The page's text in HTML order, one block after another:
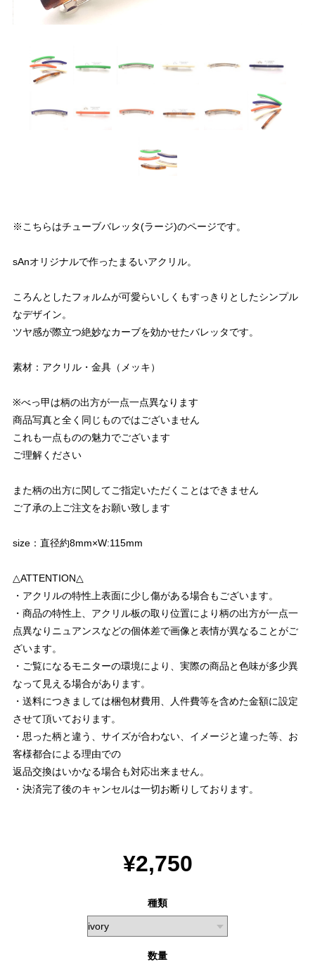
※こちらはチューブバレッタ(ラージ)のページです。
sAnオリジナルで作ったまるいアクリル。
ころんとしたフォルムが可愛らいしくもすっきりとしたシンプル
なデザイン。
ツヤ感が際立つ絶妙なカーブを効かせたバレッタです。
素材：アクリル・金具（メッキ）
※べっ甲は柄の出方が一点一点異なります
商品写真と全く同じものではございません
これも一点ものの魅力でございます
ご理解ください
また柄の出方に関してご指定いただくことはできません
ご了承の上ご注文をお願い致します
size：直径約8mm×W:115mm
△ATTENTION△
・アクリルの特性上表面に少し傷がある場合もございます。
・商品の特性上、アクリル板の取り位置により柄の出方が一点一
点異なりニュアンスなどの個体差で画像と表情が異なることがご
ざいます。
・ご覧になるモニターの環境により、実際の商品と色味が多少異
なって見える場合があります。
・送料につきましては梱包材費用、人件費等を含めた金額に設定
させて頂いております。
・思った柄と違う、サイズが合わない、イメージと違った等、お
客様都合による理由での
返品交換はいかなる場合も対応出来ません。
・決済完了後のキャンセルは一切お断りしております。
¥2,750
種類
数量